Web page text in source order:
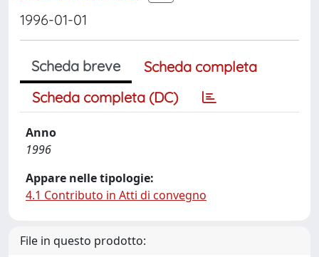
1996-01-01
Scheda breve
Scheda completa
Scheda completa (DC)
Anno
1996
Appare nelle tipologie:
4.1 Contributo in Atti di convegno
File in questo prodotto: